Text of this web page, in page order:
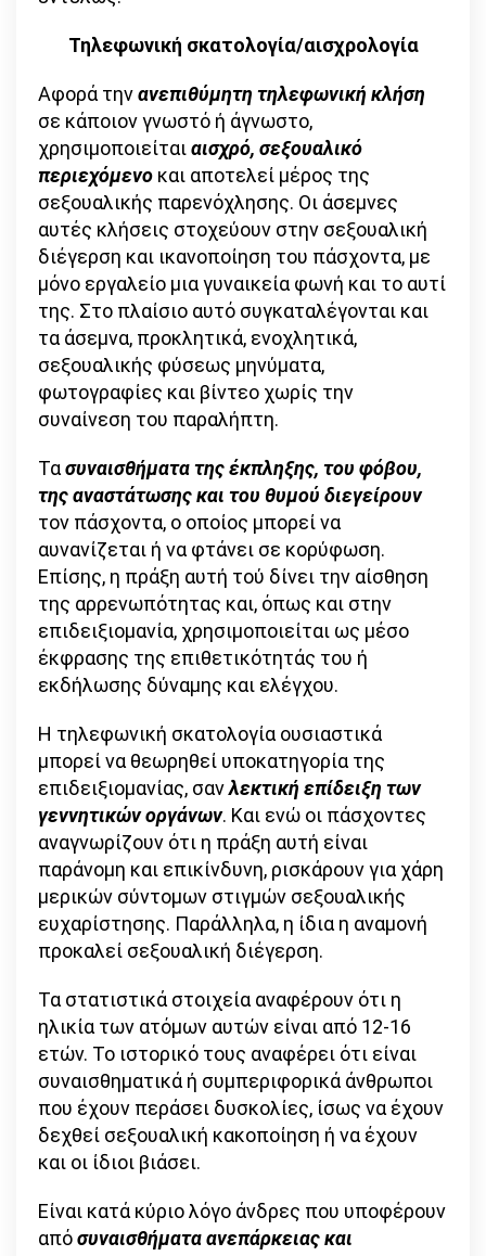
Τηλεφωνική σκατολογία/αισχρολογία
Αφορά τηνανεπιθύμητη τηλεφωνική κλήση
σε κάποιον γνωστό ή άγνωστο,
χρησιμοποιείταιαισχρό, σεξουαλικό
περιεχόμενο και αποτελεί μέρος της
σεξουαλικής παρενόχλησης. Οι άσεμνες
αυτές κλήσεις στοχεύουν στην σεξουαλική
διέγερση και ικανοποίηση του πάσχοντα, με
μόνο εργαλείο μια γυναικεία φωνή και το αυτί
της. Στο πλαίσιο αυτό συγκαταλέγονται και
τα άσεμνα, προκλητικά, ενοχλητικά,
σεξουαλικής φύσεως μηνύματα,
φωτογραφίες και βίντεο χωρίς την
συναίνεση του παραλήπτη.
Τασυναισθήματα της έκπληξης, του φόβου,
της αναστάτωσης και του θυμού διεγείρουν
τον πάσχοντα, ο οποίος μπορεί να
αυνανίζεται ή να φτάνει σε κορύφωση.
Επίσης, η πράξη αυτή τού δίνει την αίσθηση
της αρρενωπότητας και, όπως και στην
επιδειξιομανία, χρησιμοποιείται ως μέσο
έκφρασης της επιθετικότητάς του ή
εκδήλωσης δύναμης και ελέγχου.
Η τηλεφωνική σκατολογία ουσιαστικά
μπορεί να θεωρηθεί υποκατηγορία της
επιδειξιομανίας, σανλεκτική επίδειξη των
γεννητικών οργάνων. Και ενώ οι πάσχοντες
αναγνωρίζουν ότι η πράξη αυτή είναι
παράνομη και επικίνδυνη, ρισκάρουν για χάρη
μερικών σύντομων στιγμών σεξουαλικής
ευχαρίστησης. Παράλληλα, η ίδια η αναμονή
προκαλεί σεξουαλική διέγερση.
Τα στατιστικά στοιχεία αναφέρουν ότι η
ηλικία των ατόμων αυτών είναι από 12-16
ετών. Το ιστορικό τους αναφέρει ότι είναι
συναισθηματικά ή συμπεριφορικά άνθρωποι
που έχουν περάσει δυσκολίες, ίσως να έχουν
δεχθεί σεξουαλική κακοποίηση ή να έχουν
και οι ίδιοι βιάσει.
Είναι κατά κύριο λόγο άνδρες που υποφέρουν
απόσυναισθήματα ανεπάρκειας και